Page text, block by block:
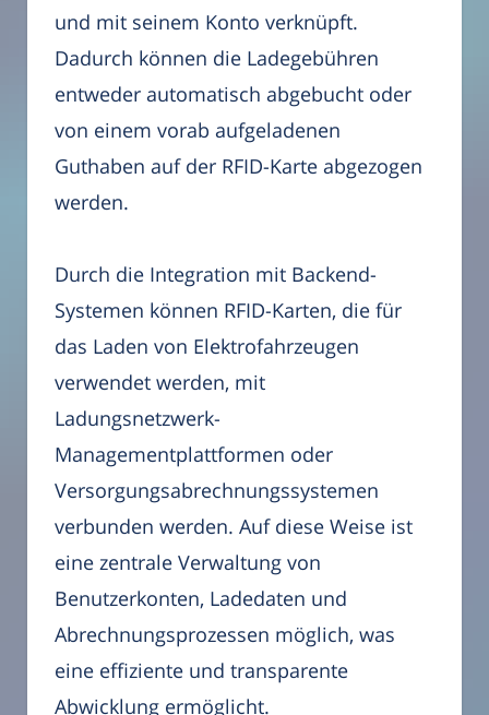
und mit seinem Konto verknüpft.
Dadurch können die Ladegebühren
entweder automatisch abgebucht oder
von einem vorab aufgeladenen
Guthaben auf der RFID-Karte abgezogen
werden.
Durch die Integration mit Backend-
Systemen können RFID-Karten, die für
das Laden von Elektrofahrzeugen
verwendet werden, mit
Ladungsnetzwerk-
Managementplattformen oder
Versorgungsabrechnungssystemen
verbunden werden. Auf diese Weise ist
eine zentrale Verwaltung von
Benutzerkonten, Ladedaten und
Abrechnungsprozessen möglich, was
eine effiziente und transparente
Abwicklung ermöglicht.